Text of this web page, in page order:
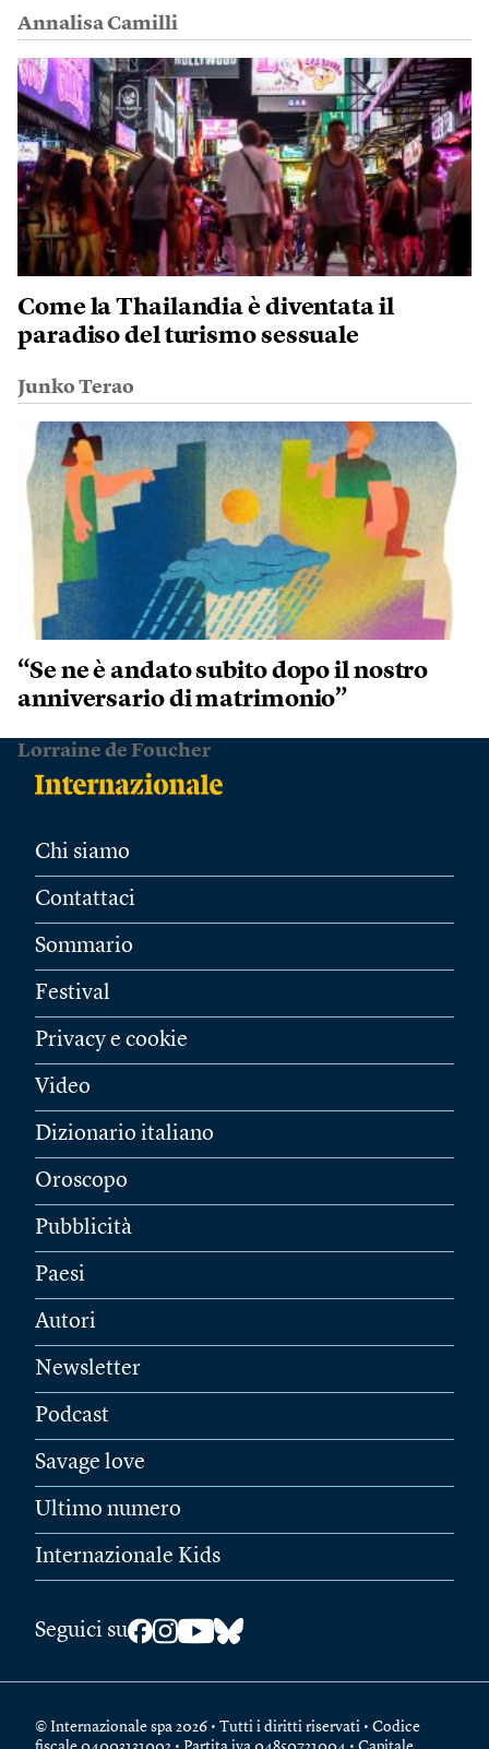
Annalisa Camilli
Come la Thailandia è diventata il
paradiso del turismo sessuale
Junko Terao
“Se ne è andato subito dopo il nostro
anniversario di matrimonio”
Lorraine de Foucher
Chi siamo
Contattaci
Sommario
Festival
Privacy e cookie
Video
Dizionario italiano
Oroscopo
Pubblicità
Paesi
Autori
Newsletter
Podcast
Savage love
Ultimo numero
Internazionale Kids
Seguici su
© Internazionale spa 2026 • Tutti i diritti riservati • Codice